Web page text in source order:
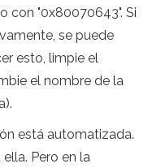
con "0x80070643". Si
se puede
esto, limpie el
el nombre de la
está automatizada.
Pero en la